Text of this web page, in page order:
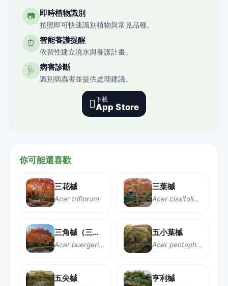
📷 即時植物識別
拍照即可快速識別植物與常見品種。
⏰ 智能養護提醒
依習性建立澆水與養護計畫。
🩺 病害診斷
識別病蟲害並提供處理建議。
下載
App Store
你可能還喜歡
三花槭
Acer triflorum
三葉槭
Acer cissifolium
三角槭（三角楓）
Acer buergerianum
五小葉槭
Acer pentaphyllum
五尖槭 亨利槭